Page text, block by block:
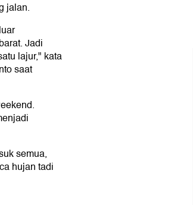
jalan.
Jadi
lajur," kata
saat
semua,
hujan tadi